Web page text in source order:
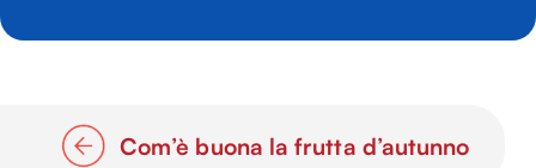
Com’è buona la frutta d’autunno